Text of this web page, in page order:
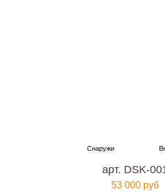
арт. DSK-
53 000 руб